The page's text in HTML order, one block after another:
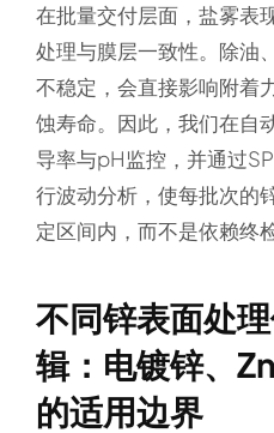
在批量交付层面，盐雾表
处理与膜层一致性。除油
不稳定，会直接影响附着
蚀寿命。因此，我们在自
导率与pH监控，并通过
行波动分析，使每批次的
定区间内，而不是依赖终
不同锌表面处
辑：电镀锌、
的适用边界